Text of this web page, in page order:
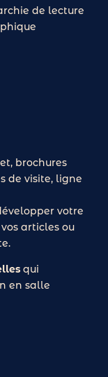
de lecture
brochures
de visite, ligne
votre
articles ou
qui
en salle